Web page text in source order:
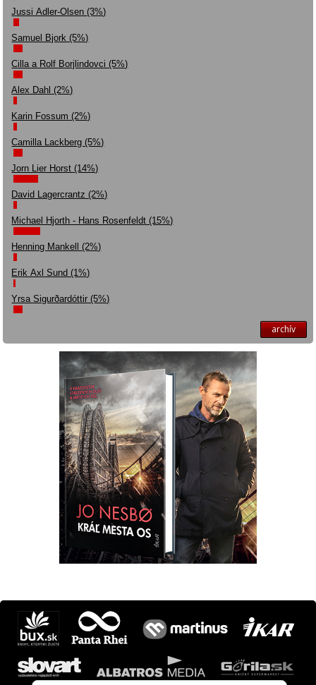
Jussi Adler-Olsen (3%)
Samuel Bjork (5%)
Cilla a Rolf Borjlindovci (5%)
Alex Dahl (2%)
Karin Fossum (2%)
Camilla Lackberg (5%)
Jorn Lier Horst (14%)
David Lagercrantz (2%)
Michael Hjorth - Hans Rosenfeldt (15%)
Henning Mankell (2%)
Erik Axl Sund (1%)
Yrsa Sigurðardóttir (5%)
archív